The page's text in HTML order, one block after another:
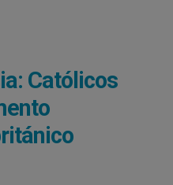
Católicos